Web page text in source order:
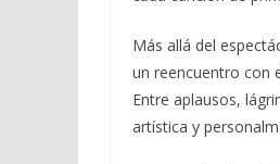
Más allá del
un reencuentro con
Entre aplausos,
artística y